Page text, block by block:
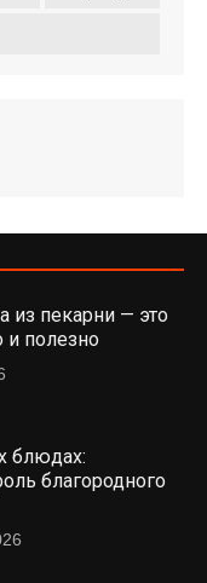
из пекарни — это
и полезно
блюдах:
благородного